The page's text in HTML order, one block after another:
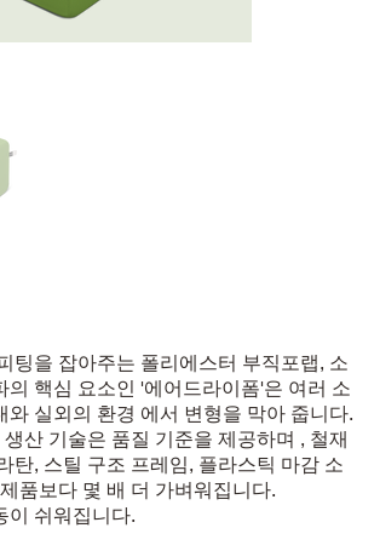
팅을 잡아주는 폴리에스터 부직포랩, 소
의 핵심 요소인 '에어드라이폼'은 여러 소
와 실외의 환경 에서 변형을 막아 줍니다.
산 기술은 품질 기준을 제공하며 , 철재
탄, 스틸 구조 프레임, 플라스틱 마감 소
품보다 몇 배 더 가벼워집니다.
이 쉬워집니다.